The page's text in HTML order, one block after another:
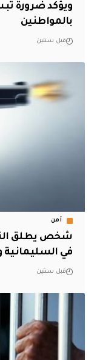
ويؤكد ضرورة
بالمواطنين
قبل سنتين
أمن
شخص يطلق
في
قبل سنتين